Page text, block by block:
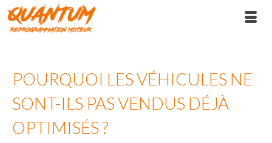
POURQUOI LES VÉHICULES NE
SONT-ILS PAS VENDUS DÉJÀ
OPTIMISÉS ?